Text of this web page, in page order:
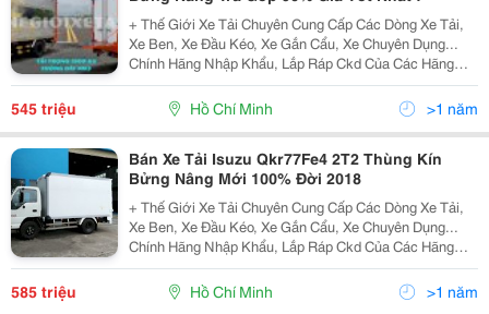
+ Thế Giới Xe Tải Chuyên Cung Cấp Các Dòng Xe Tải,
Xe Ben, Xe Đầu Kéo, Xe Gắn Cẩu, Xe Chuyên Dụng...
Chính Hãng Nhập Khẩu, Lắp Ráp Ckd Của Các Hãng
Thương Hiệu Isuzu, Hino, Fuso, Hyundai, Daewoo,
Teraco... Cam Kết Hỗ Trợ Trả Góp Lên Đến 90% Giá Trị X
545 triệu Hồ Chí Minh >1 năm
Bán Xe Tải Isuzu Qkr77Fe4 2T2 Thùng Kín
Bửng Nâng Mới 100% Đời 2018
+ Thế Giới Xe Tải Chuyên Cung Cấp Các Dòng Xe Tải,
Xe Ben, Xe Đầu Kéo, Xe Gắn Cẩu, Xe Chuyên Dụng...
Chính Hãng Nhập Khẩu, Lắp Ráp Ckd Của Các Hãng
Thương Hiệu Isuzu, Hino, Fuso, Hyundai, Daewoo,
Teraco... Cam Kết Hỗ Trợ Trả Góp Lên Đến 90% Giá Trị X
585 triệu Hồ Chí Minh >1 năm